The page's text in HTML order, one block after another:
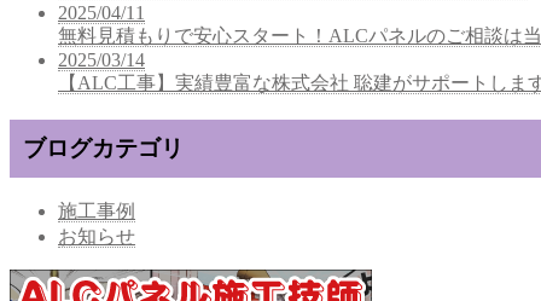
2025/04/11
無料見積もりで安心スタート！ALCパネルのご相談は当
2025/03/14
【ALC工事】実績豊富な株式会社 聡建がサポートしま
ブログカテゴリ
施工事例
お知らせ